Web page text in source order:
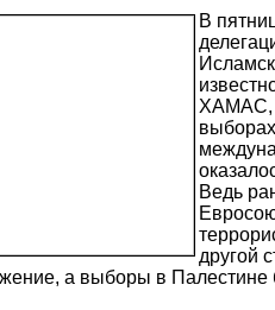
В
ХАМАС,
Ведь
другой
а выборы в